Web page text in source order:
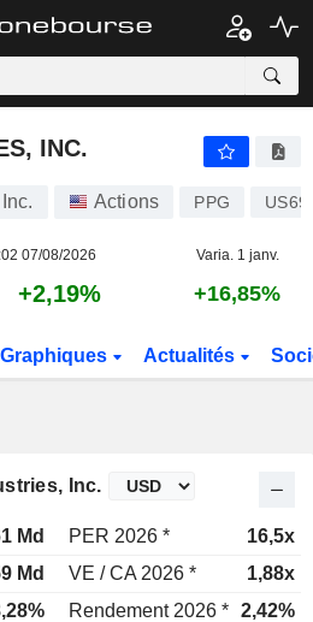
INC.
Actions PPG
07/08/2026 Varia. 1 janv.
+2,19% +16,85%
Graphiques Actualités
Inc.
Md PER 2026 *
16,5x
Md VE / CA 2026 *
1,88x
Rendement 2026 * 2,42%